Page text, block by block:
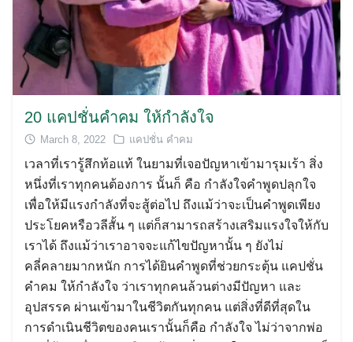
20 แคปชั่นคำคม ให้กำลังใจ
March 8, 2022 แคปชั่น คำคม
เวลาที่เรารู้สึกท้อแท้ ในยามที่เจอปัญหาเข้ามารุมเร้า สิ่ง
หนึ่งที่เราทุกคนต้องการ นั้นก็ คือ กำลังใจคำพูดปลุกใจ
เพื่อให้มีแรงกำลังที่จะสู้ต่อไป ถึงแม้ว่าจะเป็นคำพูดเพียง
ประโยคหรือวลีสั้น ๆ แต่ก็สามารถสร้างเสริมแรงใจให้กับ
เราได้ ถึงแม้ว่าเราอาจจะแก้ไขปัญหานั้น ๆ ยังไม่
คลี่คลายมากหนัก การได้ยินคำพูดที่ช่วยกระตุ้น แคปชั่น
คำคม ให้กำลังใจ ว่าเราทุกคนล้วนต่างมีปัญหา และ
อุปสรรค ผ่านเข้ามาในชีวิตกันทุกคน แต่สิ่งที่ดีที่สุดใน
การดำเนินชีวิตของคนเรานั้นก็คือ กำลังใจ ไม่ว่าจากพ่อ